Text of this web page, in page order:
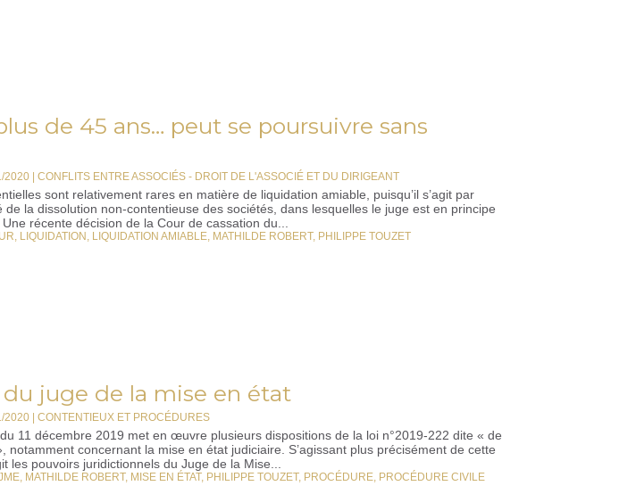
de 45 ans… peut se poursuivre sans
2020 CONFLITS ENTRE ASSOCIÉS - DROIT DE L'ASSOCIÉ ET DU DIRIGEANT
sont relativement rares en matière de liquidation amiable, puisqu’il s’agit par
de la dissolution non-contentieuse des sociétés, dans lesquelles le juge est en principe
récente décision de la Cour de cassation du...
, LIQUIDATION , LIQUIDATION AMIABLE, MATHILDE ROBERT, PHILIPPE TOUZET
juge de la mise en état
2020 CONTENTIEUX ET PROCÉDURES
11 décembre 2019 met en œuvre plusieurs dispositions de la loi n°2019-222 dite « de
notamment concernant la mise en état judiciaire. S’agissant plus précisément de cette
les pouvoirs juridictionnels du Juge de la Mise...
, MATHILDE ROBERT, MISE EN ÉTAT, PHILIPPE TOUZET, PROCÉDURE, PROCÉDURE CIVILE